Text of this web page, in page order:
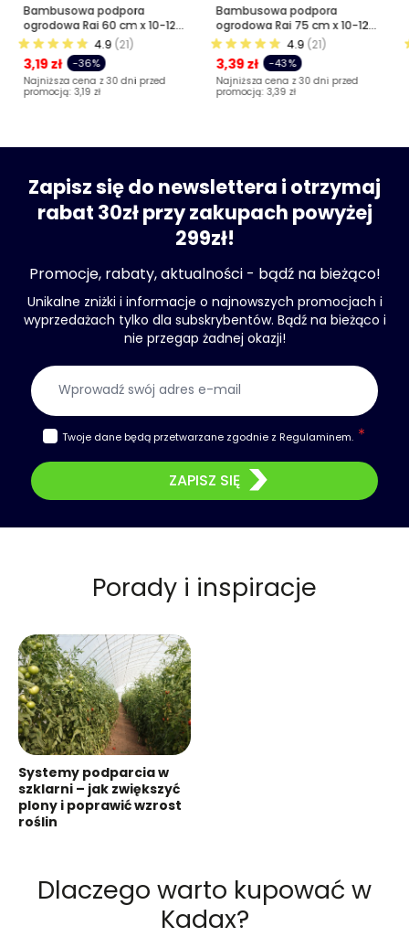
Bambusowa podpora
ogrodowa Rai 60 cm x 10-12
mm 1 szt.
4.9 (21)
3,19 zł -36%
Najniższa cena z 30 dni przed
promocją: 3,19 zł
Bambusowa podpora
ogrodowa Rai 75 cm x 10-12
mm 1 szt.
4.9 (21)
3,39 zł -43%
Najniższa cena z 30 dni przed
promocją: 3,39 zł
Zapisz się do newslettera i otrzymaj
rabat 30zł przy zakupach powyżej
299zł!
Promocje, rabaty, aktualności - bądź na bieżąco!
Unikalne zniżki i informacje o najnowszych promocjach i
wyprzedażach tylko dla subskrybentów. Bądź na bieżąco i
nie przegap żadnej okazji!
Twoje dane będą przetwarzane zgodnie z Regulaminem.
ZAPISZ SIĘ
Porady i inspiracje
Systemy podparcia w
szklarni – jak zwiększyć
plony i poprawić wzrost
roślin
Dlaczego warto kupować w
Kadax?